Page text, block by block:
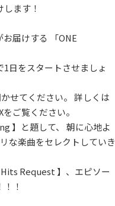
ます！
お届けする 「ONE
日をスタートさせましょ
せてください。 詳しくは
ご覧ください。
】と題して、 朝に心地よ
な楽曲をセレクトしていき
Request 】、エピソー
！